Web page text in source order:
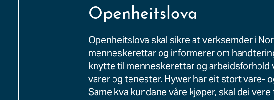
Openheitslova
Openheitslova skal sikre at verksemder i
menneskerettar og informerer om
knytte til menneskerettar og arbeidsforhold
varer og tenester. Hywer har eit stort vare-
Same kva kundane våre kjøper, skal dei